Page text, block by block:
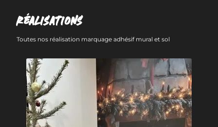
RÉALISATIONS
Toutes nos réalisation marquage adhésif mural et sol